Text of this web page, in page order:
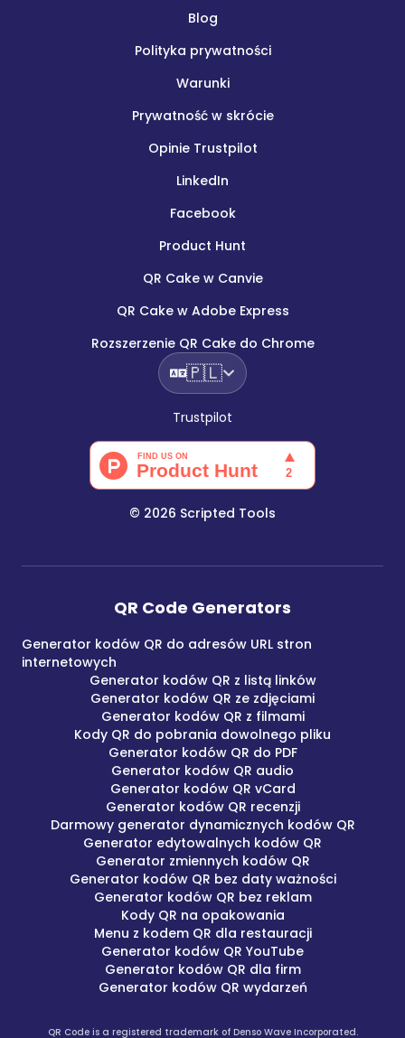
Blog
Polityka prywatności
Warunki
Prywatność w skrócie
Opinie Trustpilot
LinkedIn
Facebook
Product Hunt
QR Cake w Canvie
QR Cake w Adobe Express
Rozszerzenie QR Cake do Chrome
🇵🇱
Trustpilot
© 2026 Scripted Tools
QR Code Generators
Generator kodów QR do adresów URL stron
internetowych
Generator kodów QR z listą linków
Generator kodów QR ze zdjęciami
Generator kodów QR z filmami
Kody QR do pobrania dowolnego pliku
Generator kodów QR do PDF
Generator kodów QR audio
Generator kodów QR vCard
Generator kodów QR recenzji
Darmowy generator dynamicznych kodów QR
Generator edytowalnych kodów QR
Generator zmiennych kodów QR
Generator kodów QR bez daty ważności
Generator kodów QR bez reklam
Kody QR na opakowania
Menu z kodem QR dla restauracji
Generator kodów QR YouTube
Generator kodów QR dla firm
Generator kodów QR wydarzeń
QR Code is a registered trademark of Denso Wave Incorporated.